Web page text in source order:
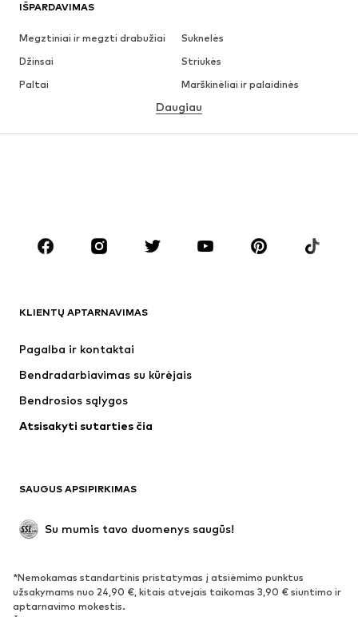
IŠPARDAVIMAS
Megztiniai ir megzti drabužiai
Suknelės
Džinsai
Striukės
Paltai
Marškinėliai ir palaidinės
Apatiniai
Sijonai
Palaidinės ir tunikos
Aksesuarai
Premium
Naujienos
Apatiniai
Paltai
Proginiai
Išskirtiniai
BATAI
Naujienos
Daugiau
KLIENTŲ APTARNAVIMAS
Pagalba ir kontaktai
Bendradarbiavimas su kūrėjais
Bendrosios sąlygos
Atsisakyti sutarties čia
SAUGUS APSIPIRKIMAS
Su mumis tavo duomenys saugūs!
*Nemokamas standartinis pristatymas į atsiėmimo punktus
užsakymams nuo 24,90 €, kitais atvejais taikomas 3,90 € siuntimo ir
aptarnavimo mokestis.